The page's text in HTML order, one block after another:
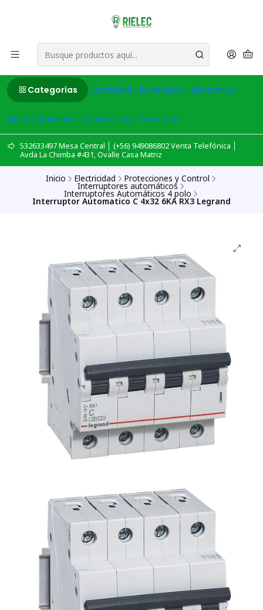
Categorías Electricidad Iluminación Electronica
Linea Domiciliaria Construcción Ferreteria
532633497 Mesa Central │ (+56) 949086802 Venta Telefónica │
Avda La Chimba #431, Ovalle Casa Matriz
Inicio Electricidad Protecciones y Control
Interruptores automáticos
Interruptores Automáticos 4 polo
Interruptor Automatico C 4x32 6KA RX3 Legrand